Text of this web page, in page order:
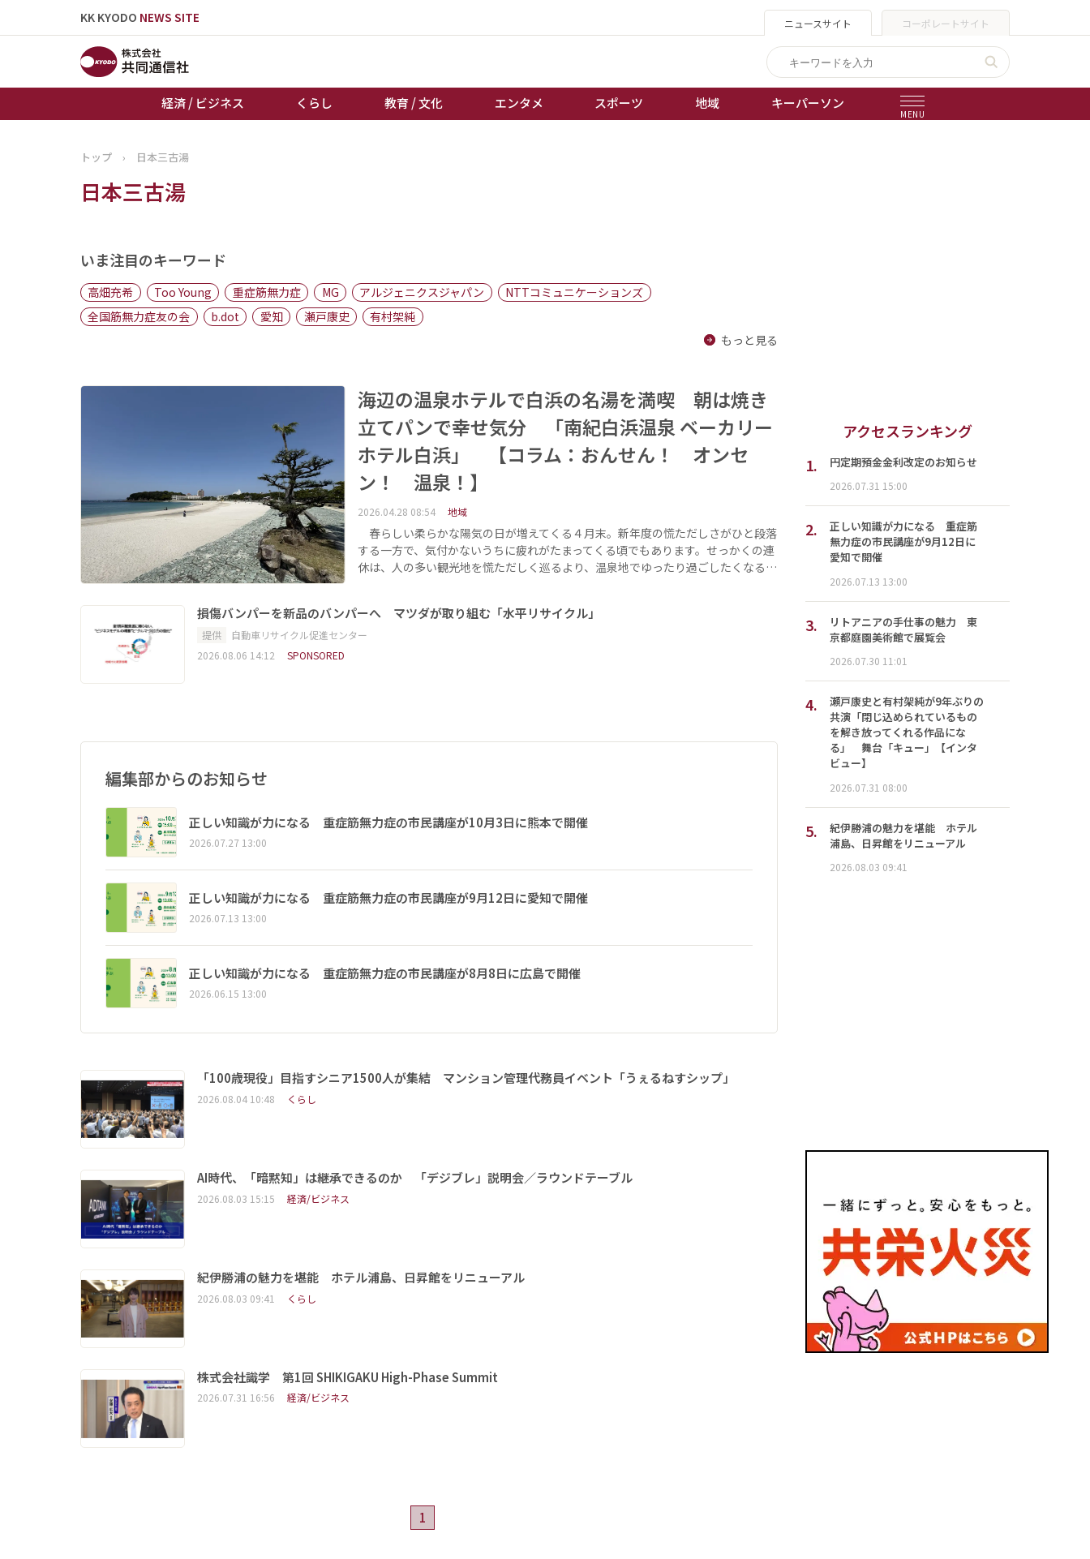
KK KYODO NEWS SITE ニュースサイト コーポレートサイト
経済 / ビジネス くらし 教育 / 文化 エンタメ スポーツ 地域 キーパーソン
MENU
トップページ
お知らせ
地域
キーパーソン
棋王戦
トップ › 日本三古湯
日本三古湯
いま注目のキーワード
高畑充希 Too Young 重症筋無力症 MG アルジェニクスジャパン
NTTコミュニケーションズ
全国筋無力症友の会
b.dot 愛知 瀬戸康史
有村架純
もっと見る
海辺の温泉ホテルで白浜の名湯を満喫 朝は焼き
立てパンで幸せ気分 「南紀白浜温泉 ベーカリー
ホテル白浜」 【コラム：おんせん！ オンセ
ン！ 温泉！】
2026.04.28 08:54 地域
春らしい柔らかな陽気の日が増えてくる４月末。新年度の慌ただしさがひと段落
する一方で、気付かないうちに疲れがたまってくる頃でもあります。せっかくの連
休は、人の多い観光地を慌ただしく巡るより、温泉地でゆったり過ごしたくなる…
損傷バンパーを新品のバンパーへ マツダが取り組む「水平リサイクル」
提供
自動車リサイクル促進センター
2026.08.06 14:12
SPONSORED
編集部からのお知らせ
正しい知識が力になる 重症筋無力症の市民講座が10月3日に熊本で開催
2026.07.27 13:00
正しい知識が力になる 重症筋無力症の市民講座が9月12日に愛知で開催
2026.07.13 13:00
正しい知識が力になる 重症筋無力症の市民講座が8月8日に広島で開催
2026.06.15 13:00
「100歳現役」目指すシニア1500人が集結 マンション管理代務員イベント「うぇるねすシップ」
2026.08.04 10:48 くらし
AI時代、「暗黙知」は継承できるのか 「デジブレ」説明会／ラウンドテーブル
2026.08.03 15:15 経済/ビジネス
紀伊勝浦の魅力を堪能 ホテル浦島、日昇館をリニューアル
2026.08.03 09:41 くらし
株式会社識学 第1回 SHIKIGAKU High-Phase Summit
2026.07.31 16:56 経済/ビジネス
1
アクセスランキング
1.
円定期預金金利改定のお知らせ
2026.07.31 15:00
2.
正しい知識が力になる 重症筋
無力症の市民講座が9月12日に
愛知で開催
2026.07.13 13:00
3.
リトアニアの手仕事の魅力 東
京都庭園美術館で展覧会
2026.07.30 11:01
4.
瀬戸康史と有村架純が9年ぶりの
共演「閉じ込められているもの
を解き放ってくれる作品にな
る」 舞台「キュー」【インタ
ビュー】
2026.07.31 08:00
5.
紀伊勝浦の魅力を堪能 ホテル
浦島、日昇館をリニューアル
2026.08.03 09:41